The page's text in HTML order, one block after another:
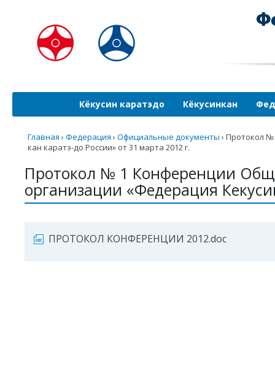
Кёкусин каратэдо Кёкусинкан
Главная › Федерация › Официальные документы › Протокол №
кан каратэ-до России» от 31 марта 2012 г.
Протокол № 1 Конференции
организации «Федерация
ПРОТОКОЛ КОНФЕРЕНЦИИ 2012.doc